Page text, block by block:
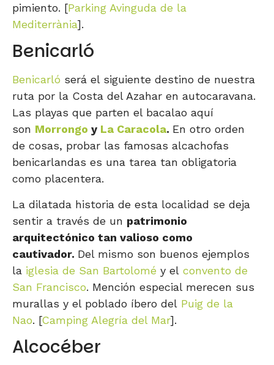
pimiento. [Parking Avinguda de la
Mediterrània].
Benicarló
Benicarló será el siguiente destino de nuestra
ruta por la Costa del Azahar en autocaravana.
Las playas que parten el bacalao aquí
son Morrongo y La Caracola. En otro orden
de cosas, probar las famosas alcachofas
benicarlandas es una tarea tan obligatoria
como placentera.
La dilatada historia de esta localidad se deja
sentir a través de un patrimonio
arquitectónico tan valioso como
cautivador. Del mismo son buenos ejemplos
la iglesia de San Bartolomé y el convento de
San Francisco. Mención especial merecen sus
murallas y el poblado íbero del Puig de la
Nao. [Camping Alegría del Mar].
Alcocéber